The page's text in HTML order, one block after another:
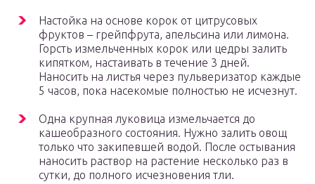
Настойка на основе корок от цитрусовых
фруктов – грейпфрута, апельсина или лимона.
Горсть измельченных корок или цедры залить
кипятком, настаивать в течение 3 дней.
Наносить на листья через пульверизатор каждые
5 часов, пока насекомые полностью не исчезнут.
Одна крупная луковица измельчается до
кашеобразного состояния. Нужно залить овощ
только что закипевшей водой. После остывания
наносить раствор на растение несколько раз в
сутки, до полного исчезновения тли.